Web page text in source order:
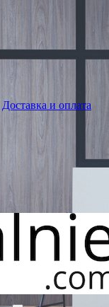
Доставка и оплата